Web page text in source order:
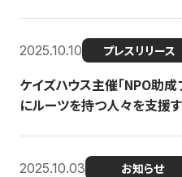
2025.10.10 プレスリリース
ケイズハウス主催「NPO助
にルーツを持つ人々を支援
2025.10.03 お知らせ